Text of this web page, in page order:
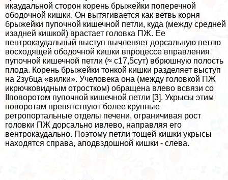
икаудальной сторон корень брыжейки поперечной
ободочной кишки. Он вытягивается как ветвь корня
брыжейки пупочной кишечной петли, куда (между средней
изадней кишкой) врастает головка ПЖ. Ее
вентрокаудальный выступ вычлeняет дорсальную петлю
восходящей ободочной кишки впроцессе вправления
пупочной кишечной петли (≈ с17,5сут) вбрюшную полость
плода. Корень брыжейки тонкой кишки разделяет выступ
на 2зубца «вилки». Учеловека она (между головкой ПЖ
икрючковидным отростком) обращена влево всвязи со
IIповоротом пупочной кишечной петли [3]. Укрысы этим
поворотам препятствуют более крупные
ретропортальные отделы печени, ограничивая рост
головки ПЖ дорсально ивлево, направляя его
вентрокаудально. Поэтому петли тощей кишки укрысы
находятся справа, аподвздошной кишки - слева.